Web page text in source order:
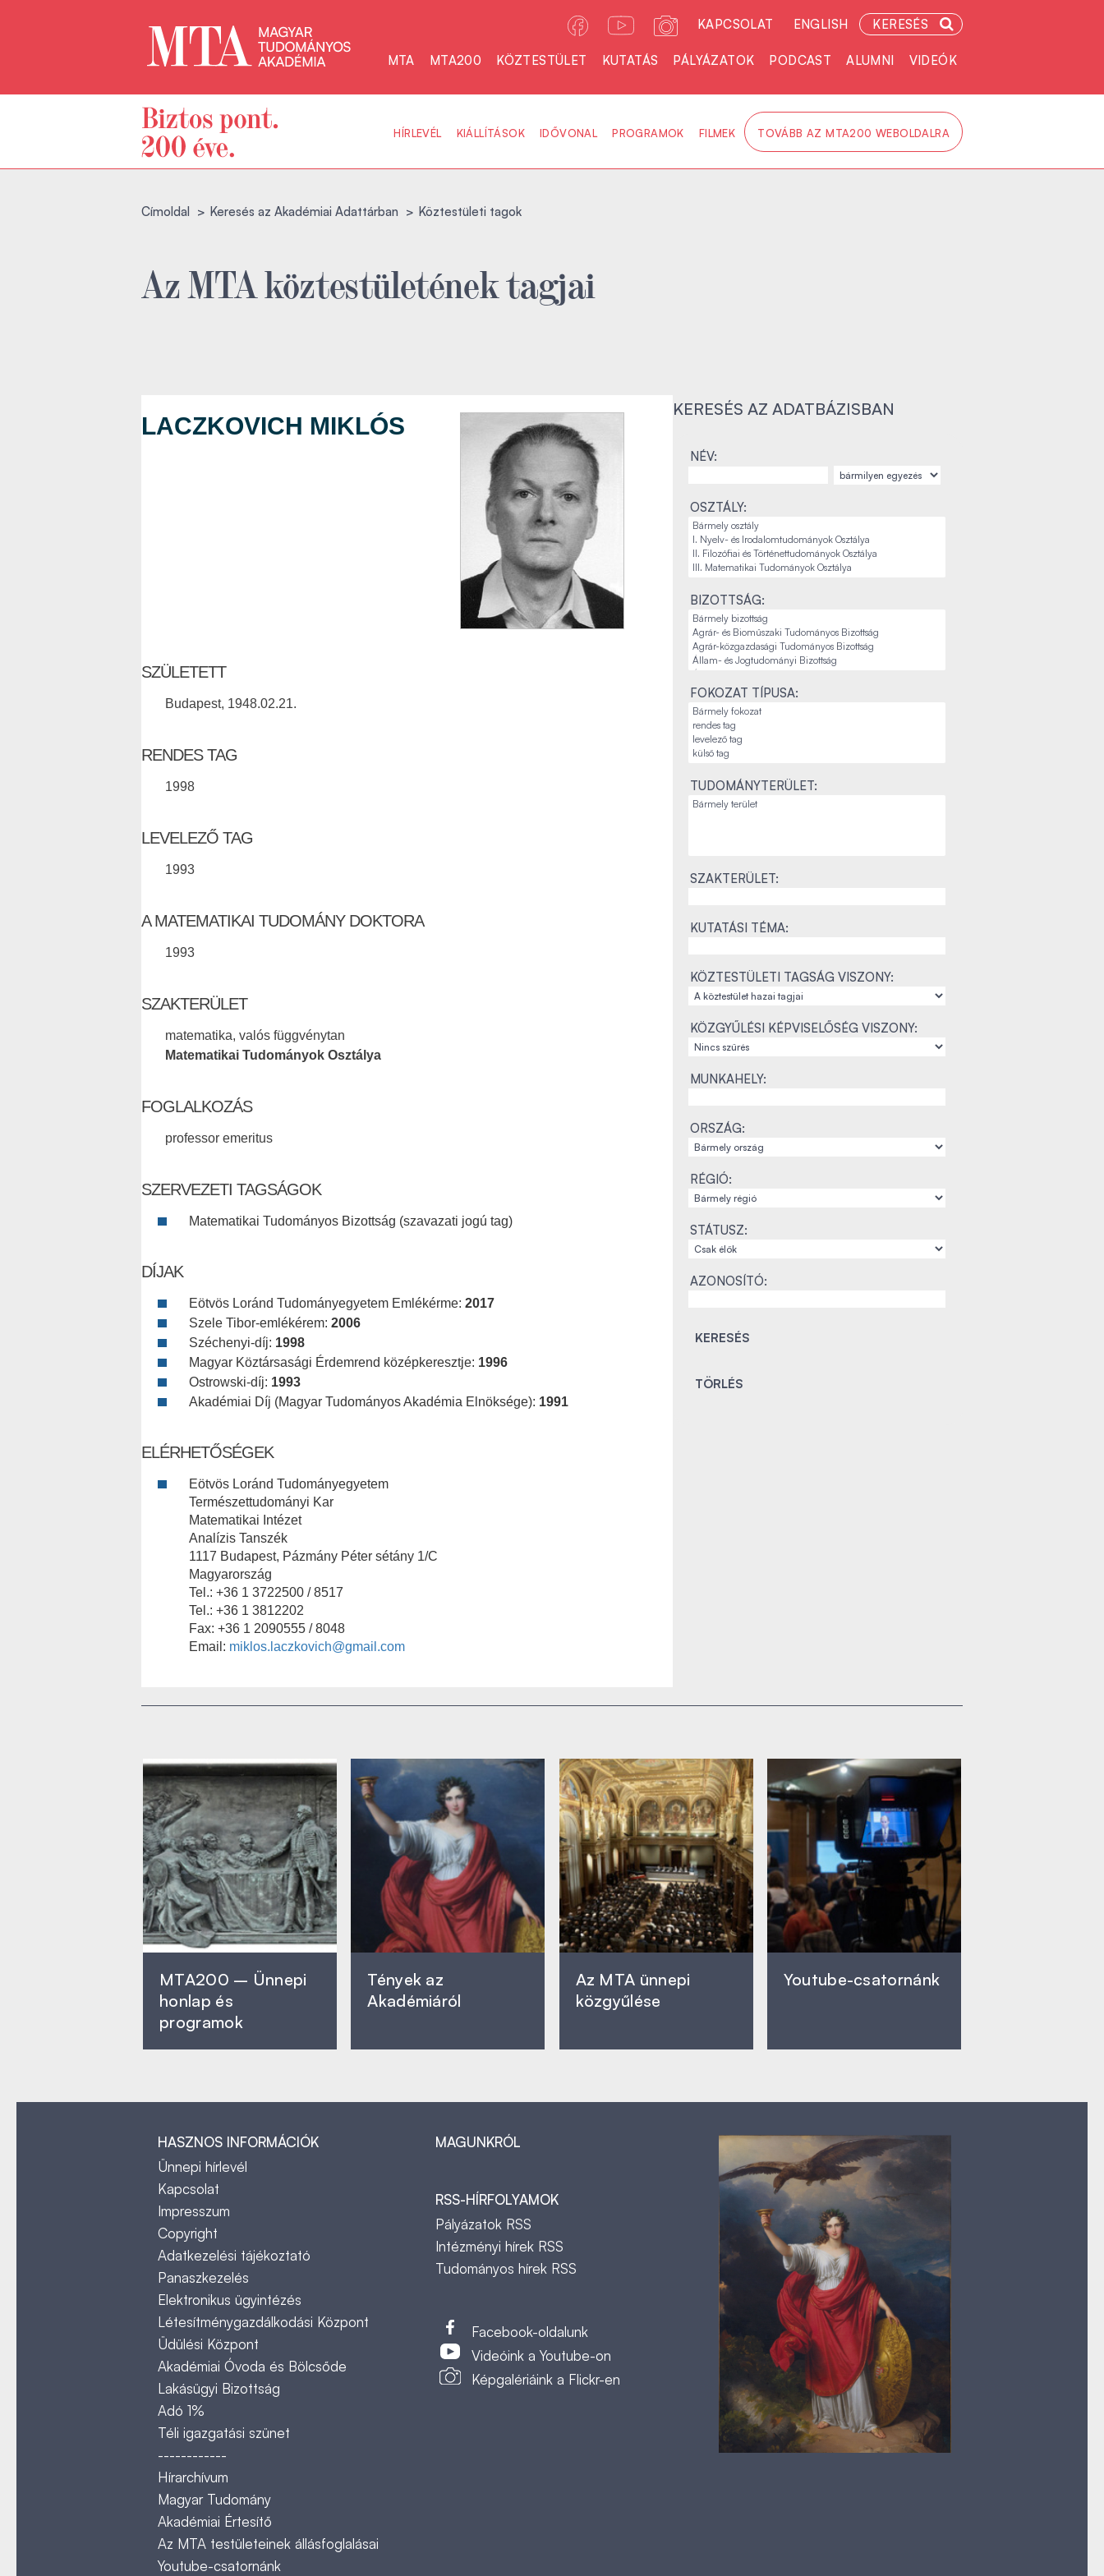
KAPCSOLAT ENGLISH KERESÉS
MTA MTA200 KÖZTESTÜLET KUTATÁS PÁLYÁZATOK PODCAST ALUMNI VIDEÓK
HÍRLEVÉL KIÁLLÍTÁSOK IDŐVONAL PROGRAMOK FILMEK TOVÁBB AZ MTA200 WEBOLDALRA
Címoldal Keresés az Akadémiai Adattárban Köztestületi tagok
Az MTA köztestületének tagjai
LACZKOVICH MIKLÓS
SZÜLETETT
Budapest, 1948.02.21.
RENDES TAG
1998
LEVELEZŐ TAG
1993
A MATEMATIKAI TUDOMÁNY DOKTORA
1993
SZAKTERÜLET
matematika, valós függvénytan
Matematikai Tudományok Osztálya
FOGLALKOZÁS
professor emeritus
SZERVEZETI TAGSÁGOK
Matematikai Tudományos Bizottság (szavazati jogú tag)
DÍJAK
Eötvös Loránd Tudományegyetem Emlékérme: 2017
Szele Tibor-emlékérem: 2006
Széchenyi-díj: 1998
Magyar Köztársasági Érdemrend középkeresztje: 1996
Ostrowski-díj: 1993
Akadémiai Díj (Magyar Tudományos Akadémia Elnöksége): 1991
ELÉRHETŐSÉGEK
Eötvös Loránd Tudományegyetem
Természettudományi Kar
Matematikai Intézet
Analízis Tanszék
1117 Budapest, Pázmány Péter sétány 1/C
Magyarország
Tel.: +36 1 3722500 / 8517
Tel.: +36 1 3812202
Fax: +36 1 2090555 / 8048
Email: miklos.laczkovich@gmail.com
KERESÉS AZ ADATBÁZISBAN
NÉV:
OSZTÁLY:
BIZOTTSÁG:
FOKOZAT TÍPUSA:
TUDOMÁNYTERÜLET:
SZAKTERÜLET:
KUTATÁSI TÉMA:
KÖZTESTÜLETI TAGSÁG VISZONY:
KÖZGYŰLÉSI KÉPVISELŐSÉG VISZONY:
MUNKAHELY:
ORSZÁG:
RÉGIÓ:
STÁTUSZ:
AZONOSÍTÓ:
MTA200 – Ünnepi
honlap és
programok
Tények az
Akadémiáról
Az MTA ünnepi
közgyűlése
Youtube-csatornánk
HASZNOS INFORMÁCIÓK
Ünnepi hírlevél
Kapcsolat
Impresszum
Copyright
Adatkezelési tájékoztató
Panaszkezelés
Elektronikus ügyintézés
Létesítménygazdálkodási Központ
Üdülési Központ
Akadémiai Óvoda és Bölcsőde
Lakásügyi Bizottság
Adó 1%
Téli igazgatási szünet
------------
Hírarchívum
Magyar Tudomány
Akadémiai Értesítő
Az MTA testületeinek állásfoglalásai
Youtube-csatornánk
MAGUNKRÓL
RSS-HÍRFOLYAMOK
Pályázatok RSS
Intézményi hírek RSS
Tudományos hírek RSS
Facebook-oldalunk
Videóink a Youtube-on
Képgalériáink a Flickr-en